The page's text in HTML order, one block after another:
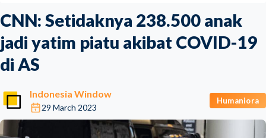
CNN: Setidaknya 238.500 anak
jadi yatim piatu akibat COVID-19
di AS
Indonesia Window
29 March 2023
Humaniora